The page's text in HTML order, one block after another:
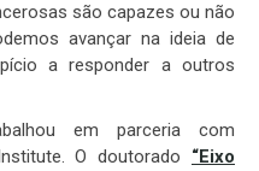
são capazes ou não
avançar na ideia de
a responder a outros
em parceria com
O doutorado “Eixo